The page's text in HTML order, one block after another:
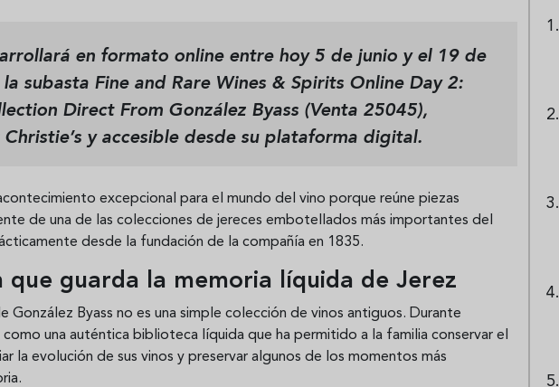
en formato online entre hoy 5 de junio y el 19 de
subasta Fine and Rare Wines & Spirits Online Day 2:
Direct From González Byass (Venta 25045),
y accesible desde su plataforma digital.
excepcional para el mundo del vino porque reúne piezas
de una de las colecciones de jereces embotellados más importantes del
desde la fundación de la compañía en 1835.
que guarda la memoria líquida de Jerez
González Byass no es una simple colección de vinos antiguos. Durante
una auténtica biblioteca líquida que ha permitido a la familia conservar el
la evolución de sus vinos y preservar algunos de los momentos más